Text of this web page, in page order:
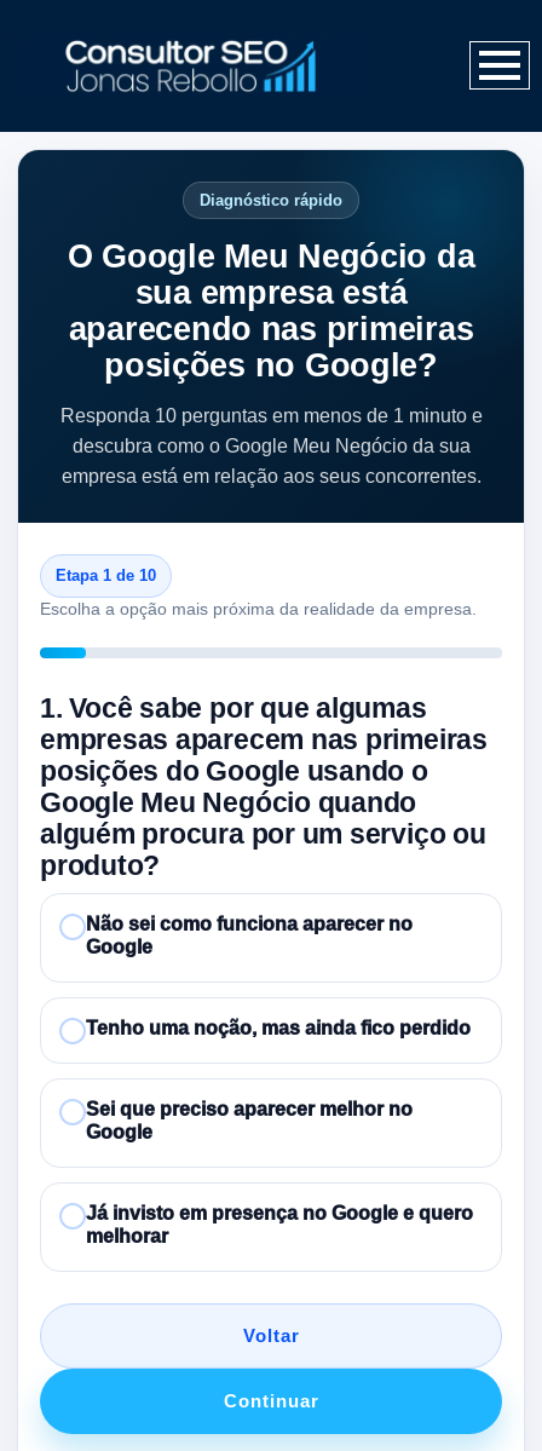
Diagnóstico rápido
O Google Meu Negócio da
sua empresa está
aparecendo nas primeiras
posições no Google?
Responda 10 perguntas em menos de 1 minuto e
descubra como o Google Meu Negócio da sua
empresa está em relação aos seus concorrentes.
Etapa 1 de 10
Escolha a opção mais próxima da realidade da empresa.
1. Você sabe por que algumas
empresas aparecem nas primeiras
posições do Google usando o
Google Meu Negócio quando
alguém procura por um serviço ou
produto?
Não sei como funciona aparecer no
Google
Tenho uma noção, mas ainda fico perdido
Sei que preciso aparecer melhor no
Google
Já invisto em presença no Google e quero
melhorar
Voltar
Continuar